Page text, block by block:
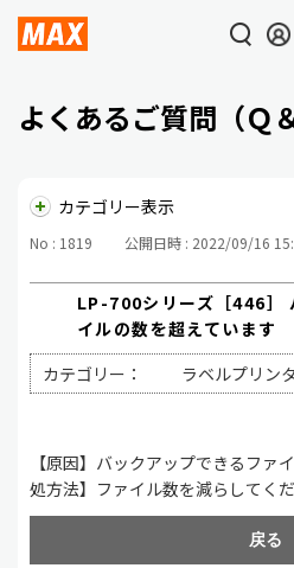
よくあるご質問（Ｑ
カテゴリー表示
No : 1819 公開日時 : 2022/09/16
LP-700シリーズ［446］
イルの数を超えています
カテゴリー：
ラベルプリンタ
【原因】バックアップできるファ
処方法】ファイル数を減らしてく
戻る